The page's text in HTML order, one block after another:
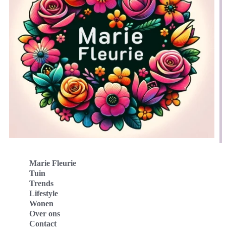
Marie Fleurie
Tuin
Trends
Lifestyle
Wonen
Over ons
Contact